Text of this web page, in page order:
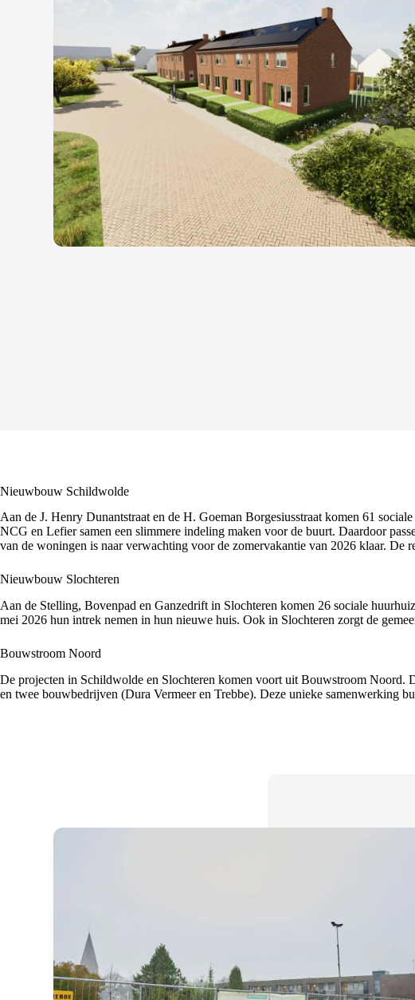
Nieuwbouw Schildwolde
Aan de J. Henry Dunantstraat en de H. Goeman Borgesiusstraat komen 61
NCG en Lefier samen een slimmere indeling maken voor de buurt. Daardoor
van de woningen is naar verwachting voor de zomervakantie van 2026 klaar. De
Nieuwbouw Slochteren
Aan de Stelling, Bovenpad en Ganzedrift in Slochteren komen 26 sociale
mei 2026 hun intrek nemen in hun nieuwe huis. Ook in Slochteren zorgt de
Bouwstroom Noord
De projecten in Schildwolde en Slochteren komen voort uit Bouwstroom Noord.
en twee bouwbedrijven (Dura Vermeer en Trebbe). Deze unieke samenwerking